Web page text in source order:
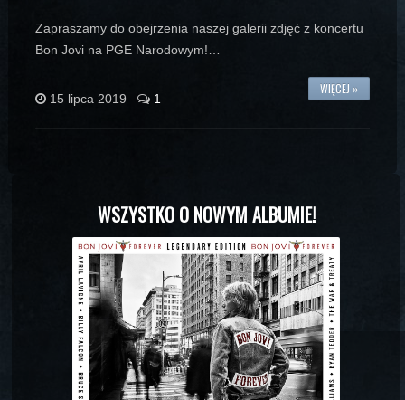
Zapraszamy do obejrzenia naszej galerii zdjęć z koncertu
Bon Jovi na PGE Narodowym!…
WIĘCEJ »
15 lipca 2019 1
WSZYSTKO O NOWYM ALBUMIE!